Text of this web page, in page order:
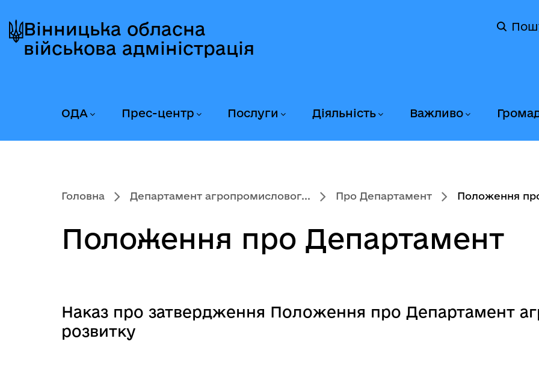
до
головного
до
головного
вмісту
до
головного
колонтитула
Вінницька обласна
військова адміністрація
ОДА Прес-центр Послуги Діяльність Важливо
Головна Департамент агропромисловог... Про Департамент Положення
Положення про Департамент
Наказ про затвердження Положення про Департамент
розвитку